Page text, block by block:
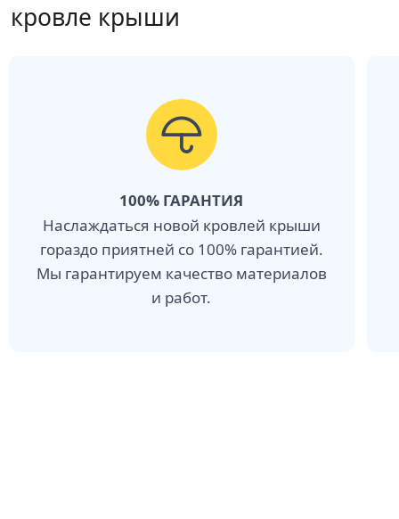
кровле крыши
100% ГАРАНТИЯ
Наслаждаться новой кровлей крыши
гораздо приятней со 100% гарантией.
Мы гарантируем качество материалов
и работ.